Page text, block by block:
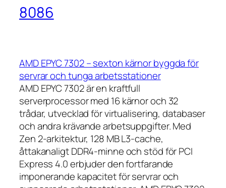
8086
AMD EPYC 7302 – sexton kärnor byggda för
servrar och tunga arbetsstationer
AMD EPYC 7302 är en kraftfull
serverprocessor med 16 kärnor och 32
trådar, utvecklad för virtualisering, databaser
och andra krävande arbetsuppgifter. Med
Zen 2-arkitektur, 128 MB L3-cache,
åttakanaligt DDR4-minne och stöd för PCI
Express 4.0 erbjuder den fortfarande
imponerande kapacitet för servrar och